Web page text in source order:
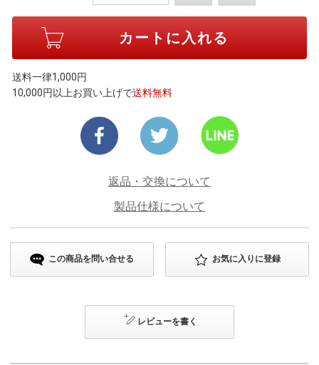
送料一律1,000円
10,000円以上お買い上げで送料無料
返品・交換について
製品仕様について
この商品を問い合せる お気に入りに登録
レビューを書く